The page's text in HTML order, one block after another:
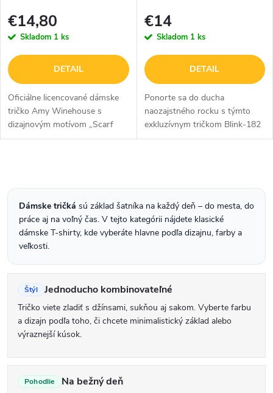
€14,80
Skladom 1 ks
DETAIL
Oficiálne licencované dámske
tričko Amy Winehouse s
dizajnovým motívom „Scarf
Portrait“. Hudba a jedinečný
€14
Skladom 1 ks
DETAIL
Ponorte sa do ducha
naozajstného rocku s týmto
exkluzívnym tričkom Blink-182
s motívom Six Arrow Smile. V
v
a
r
Dámske tričká sú základ šatníka na každý deň – do mesta, do
práce aj na voľný čas. V tejto kategórii nájdete klasické
dámske T-shirty, kde vyberáte hlavne podľa dizajnu, farby a
veľkosti.
Štýl Jednoducho kombinovateľné
Tričko viete zladiť s džínsami, sukňou aj sakom. Vyberte farbu
a dizajn podľa toho, či chcete minimalistický základ alebo
výraznejší kúsok.
Pohodlie Na bežný deň